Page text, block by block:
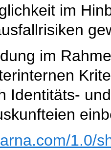
im
im
Identitäts-
/1.0/